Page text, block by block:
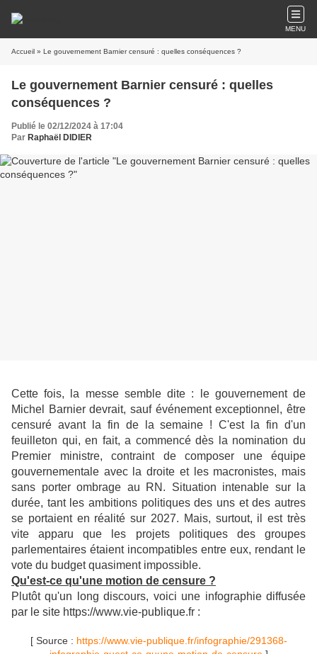
MENU
Accueil » Le gouvernement Barnier censuré : quelles conséquences ?
Le gouvernement Barnier censuré : quelles
conséquences ?
Publié le 02/12/2024 à 17:04
Par Raphaël DIDIER
Cette fois, la messe semble dite : le gouvernement de
Michel Barnier devrait, sauf événement exceptionnel, être
censuré avant la fin de la semaine ! C'est la fin d'un
feuilleton qui, en fait, a commencé dès la nomination du
Premier ministre, contraint de composer une équipe
gouvernementale avec la droite et les macronistes, mais
sans porter ombrage au RN. Situation intenable sur la
durée, tant les ambitions politiques des uns et des autres
se portaient en réalité sur 2027. Mais, surtout, il est très
vite apparu que les projets politiques des groupes
parlementaires étaient incompatibles entre eux, rendant le
vote du budget quasiment impossible.
Qu'est-ce qu'une motion de censure ?
Plutôt qu'un long discours, voici une infographie diffusée
par le site https://www.vie-publique.fr :
[ Source : https://www.vie-publique.fr/infographie/291368-